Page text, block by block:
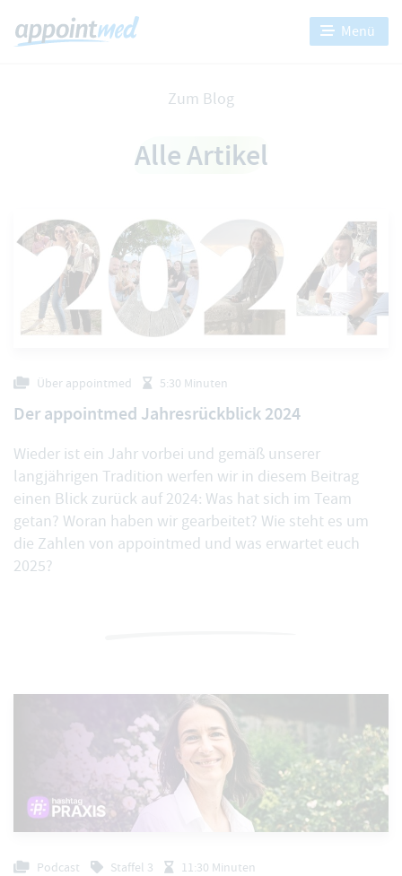
Menü
Zum Blog
Alle Artikel
Über appointmed 5:30 Minuten
Der appointmed Jahresrückblick 2024
Wieder ist ein Jahr vorbei und gemäß unserer
langjährigen Tradition werfen wir in diesem Beitrag
einen Blick zurück auf 2024: Was hat sich im Team
getan? Woran haben wir gearbeitet? Wie steht es um
die Zahlen von appointmed und was erwartet euch
2025?
Podcast Staffel 3 11:30 Minuten